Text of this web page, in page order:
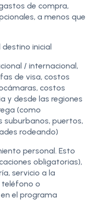
de compra,
a menos que
inicial
/ internacional,
de visa, costos
costos
y desde las regiones
(como
suburbanos, puertos,
rodeando)
personal. Esto
obligatorias),
servicio a la
teléfono o
el programa